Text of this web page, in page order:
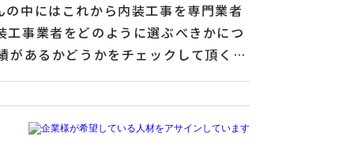
中にはこれから内装工事を専門業者
事業者をどのように選ぶべきかにつ
があるかどうかをチェックして頂くの
専門分野の内装工事を得意とされて
子大順株式会社では、福岡県を拠点に
み立て式のユニットハウスなどの輸